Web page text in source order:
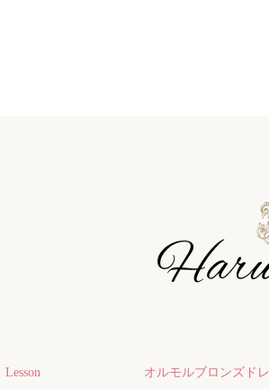
Lesson オルモルブロンズドレ